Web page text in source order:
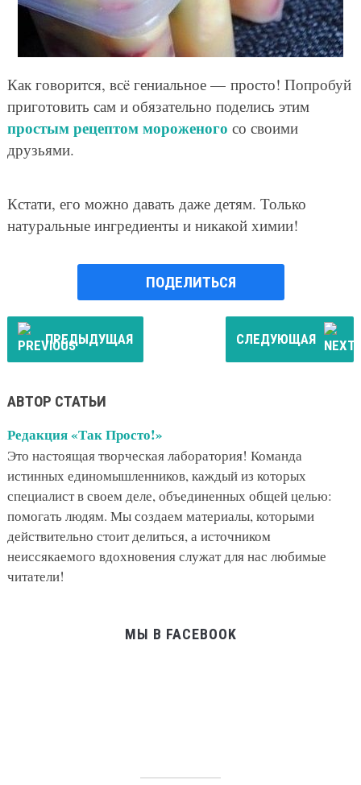
Как говорится, всë гениальное — просто! Попробуй
приготовить сам и обязательно поделись этим
простым рецептом мороженого со своими
друзьями.
Кстати, его можно давать даже детям. Только
натуральные ингредиенты и никакой химии!
ПОДЕЛИТЬСЯ
ПРЕДЫДУЩАЯ СЛЕДУЮЩАЯ
АВТОР СТАТЬИ
Редакция «Так Просто!»
Это настоящая творческая лаборатория! Команда
истинных единомышленников, каждый из которых
специалист в своем деле, объединенных общей целью:
помогать людям. Мы создаем материалы, которыми
действительно стоит делиться, а источником
неиссякаемого вдохновения служат для нас любимые
читатели!
МЫ В FACEBOOK